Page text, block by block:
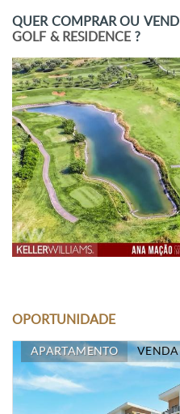
QUER COMPRAR OU
GOLF & RESIDENCE ?
OPORTUNIDADE
APARTAMENTO VENDA